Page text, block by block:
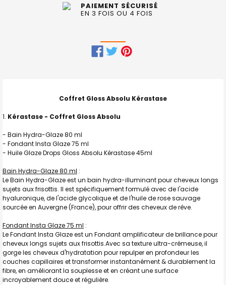
PAIEMENT SÉCURISÉ
EN 3 FOIS OU 4 FOIS
TOUT
SELECTIONNER
J'AJOUTE
SÉLECTION
AU PANIER
Coffret Gloss Absolu Kérastase
Kérastase - Coffret Gloss Absolu
- Bain Hydra-Glaze 80 ml
- Fondant Insta Glaze 75 ml
- Huile Glaze Drops Gloss Absolu Kérastase 45ml
Bain Hydra-Glaze 80 ml :
Le Bain Hydra-Glaze est un bain hydra-illuminant pour cheveux longs
sujets aux frisottis. Il est spécifiquement formulé avec de l'acide
hyaluronique, de l'acide glycolique et de l'huile de rose sauvage
sourcée en Auvergne (France), pour offrir des cheveux de rêve.
Fondant Insta Glaze 75 ml :
Le Fondant Insta Glaze est un Fondant amplificateur de brillance pour
cheveux longs sujets aux frisottis.Avec sa texture ultra-crémeuse, il
gorge les cheveux d'hydratation pour repulper en profondeur les
couches capillaires et transformer instantanément & durablement la
fibre, en améliorant la souplesse et en créant une surface
incroyablement douce et régulière.